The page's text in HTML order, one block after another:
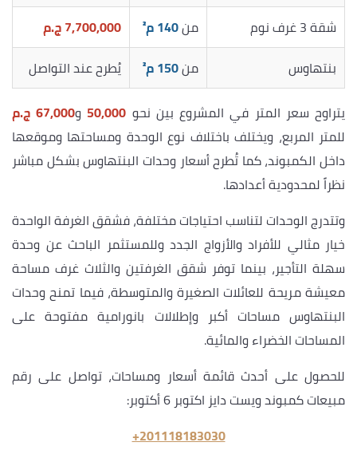
شقة 3 غرف نوم
من140 م²
7,700,000 ج.م
بنتهاوس
من150 م²
يُطرح عند التواصل
يتراوح سعر المتر في المشروع بين نحو 50,000 و67,000 ج.م
للمتر المربع، ويختلف باختلاف نوع الوحدة ومساحتها وموقعها
داخل الكمبوند، كما تُطرح أسعار وحدات البنتهاوس بشكل مباشر
نظراً لمحدودية أعدادها.
وتتدرج الوحدات لتناسب احتياجات مختلفة، فشقق الغرفة الواحدة
خيار مثالي للأفراد والأزواج الجدد وللمستثمر الباحث عن وحدة
سهلة التأجير، بينما توفر شقق الغرفتين والثلاث غرف مساحة
معيشة مريحة للعائلات الصغيرة والمتوسطة، فيما تمنح وحدات
البنتهاوس مساحات أكبر وإطلالات بانورامية مفتوحة على
المساحات الخضراء والمائية.
للحصول على أحدث قائمة أسعار ومساحات، تواصل على رقم
مبيعات كمبوند ويست دايز اكتوبر 6 أكتوبر:
‎+201118183030